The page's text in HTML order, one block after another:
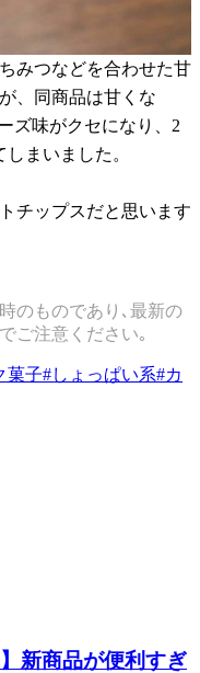
みつなどを合わせた甘
、同商品は甘くな
ズ味がクセになり、2
まいました。
チップスだと思います
のものであり､最新の
ご注意ください｡
菓子#しょっぱい系#カ
新商品が便利すぎ